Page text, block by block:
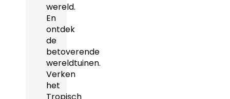
wereld.
En
ontdek
de
betoverende
wereldtuinen.
Verken
het
Tropisch